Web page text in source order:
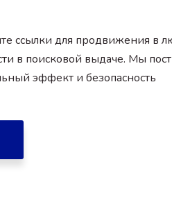
ссылки для продвижения в
в поисковой выдаче. Мы
эффект и безопасность